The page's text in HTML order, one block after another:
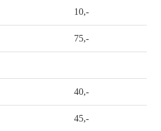
10,-
75,-
40,-
45,-